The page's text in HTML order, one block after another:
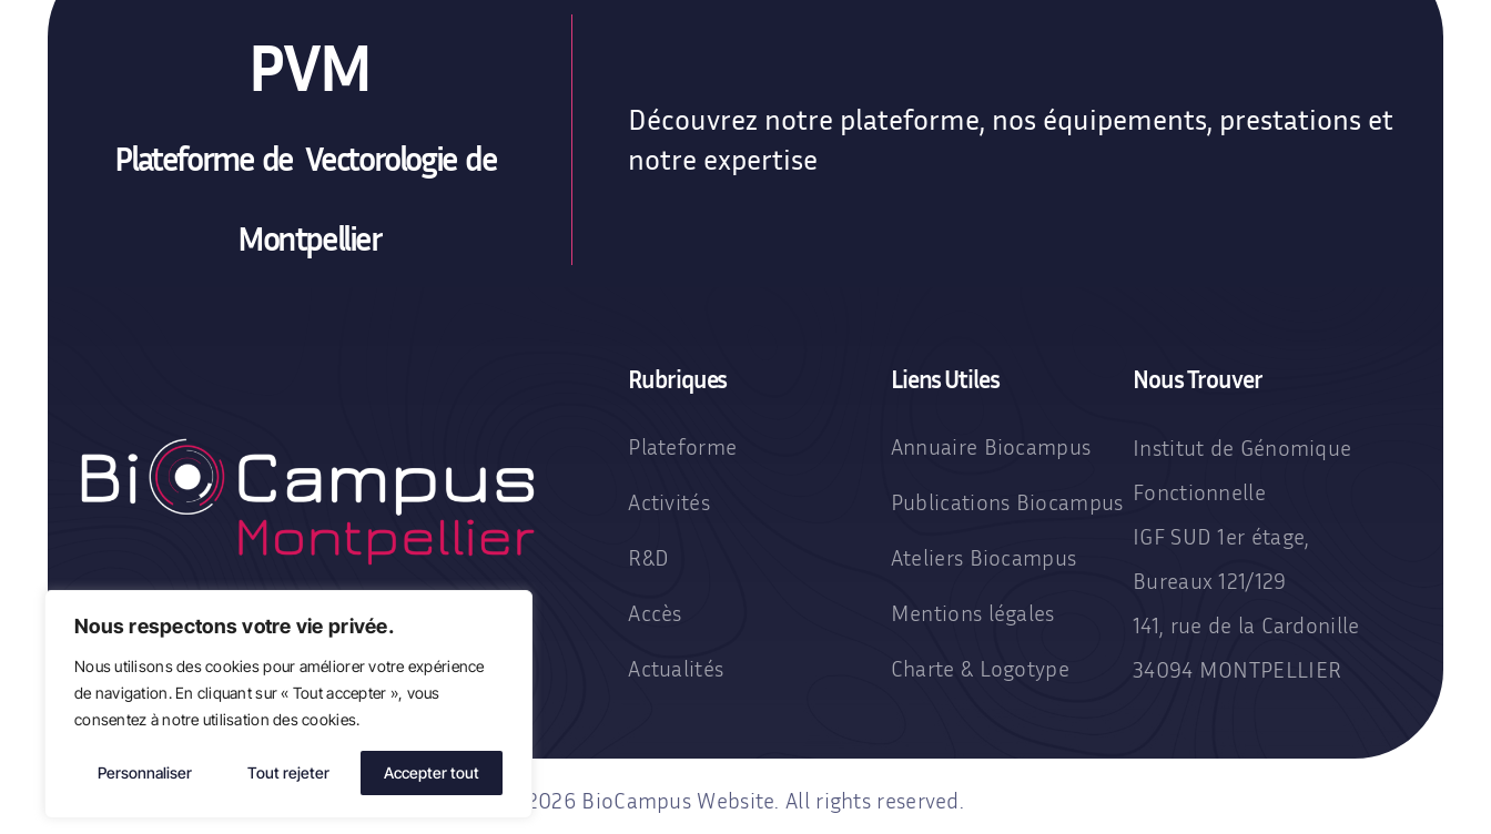
Nous respectons votre vie privée.
Nous utilisons des cookies pour améliorer votre expérience
de navigation. En cliquant sur « Tout accepter », vous
consentez à notre utilisation des cookies.
Personnaliser Tout rejeter Accepter tout
PVM
Plateforme de Vectorologie de
Montpellier
Découvrez notre plateforme, nos équipements, prestations et
notre expertise
Rubriques
Plateforme
Activités
R&D
Accès
Actualités
Liens Utiles
Annuaire Biocampus
Publications Biocampus
Ateliers Biocampus
Mentions légales
Charte & Logotype
Nous Trouver
Institut de Génomique
Fonctionnelle
IGF SUD 1er étage,
Bureaux 121/129
141, rue de la Cardonille
34094 MONTPELLIER
2026 BioCampus Website. All rights reserved.